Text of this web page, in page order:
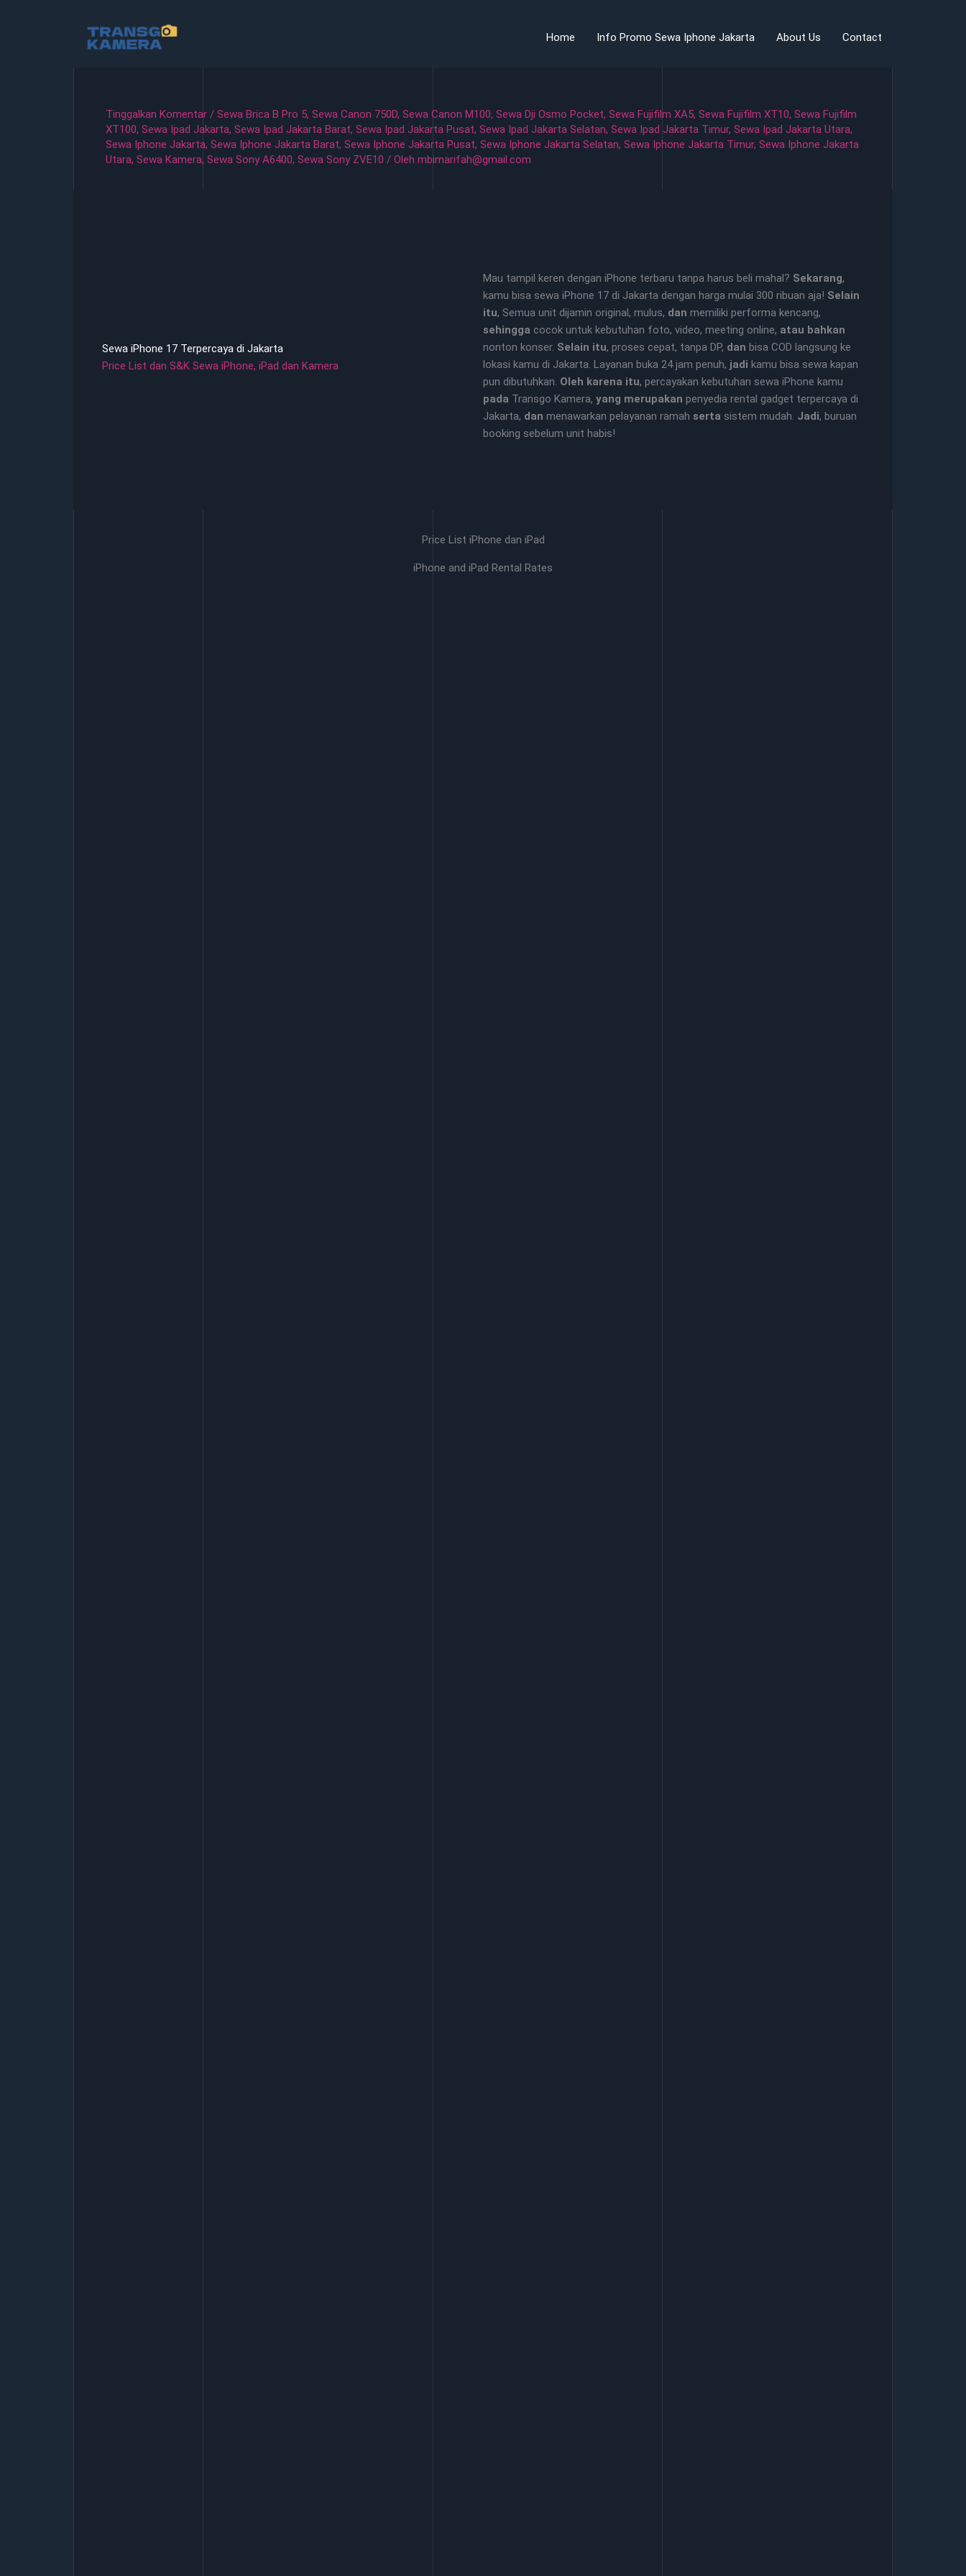
Home Info Promo Sewa Iphone Jakarta About Us Contact
Tinggalkan Komentar / Sewa Brica B Pro 5, Sewa Canon 750D, Sewa Canon M100, Sewa Dji Osmo Pocket, Sewa Fujifilm XA5, Sewa Fujifilm XT10, Sewa Fujifilm
XT100, Sewa Ipad Jakarta, Sewa Ipad Jakarta Barat, Sewa Ipad Jakarta Pusat, Sewa Ipad Jakarta Selatan, Sewa Ipad Jakarta Timur, Sewa Ipad Jakarta Utara,
Sewa Iphone Jakarta, Sewa Iphone Jakarta Barat, Sewa Iphone Jakarta Pusat, Sewa Iphone Jakarta Selatan, Sewa Iphone Jakarta Timur, Sewa Iphone Jakarta
Utara, Sewa Kamera, Sewa Sony A6400, Sewa Sony ZVE10 / Oleh mbimarifah@gmail.com
Sewa iPhone 17 Terpercaya di Jakarta
Price List dan S&K Sewa iPhone, iPad dan Kamera
Mau tampil keren dengan iPhone terbaru tanpa harus beli mahal? Sekarang,
kamu bisa sewa iPhone 17 di Jakarta dengan harga mulai 300 ribuan aja! Selain
itu, Semua unit dijamin original, mulus, dan memiliki performa kencang,
sehingga cocok untuk kebutuhan foto, video, meeting online, atau bahkan
nonton konser. Selain itu, proses cepat, tanpa DP, dan bisa COD langsung ke
lokasi kamu di Jakarta. Layanan buka 24 jam penuh, jadi kamu bisa sewa kapan
pun dibutuhkan. Oleh karena itu, percayakan kebutuhan sewa iPhone kamu
pada Transgo Kamera, yang merupakan penyedia rental gadget terpercaya di
Jakarta, dan menawarkan pelayanan ramah serta sistem mudah. Jadi, buruan
booking sebelum unit habis!
Price List iPhone dan iPad
iPhone and iPad Rental Rates